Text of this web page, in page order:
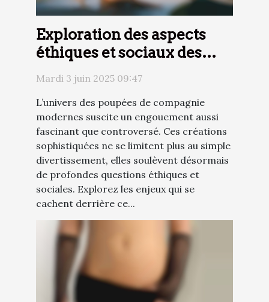
Exploration des aspects
éthiques et sociaux des
poupées de compagnie
modernes
Mardi 3 juin 2025 09:47
L’univers des poupées de compagnie
modernes suscite un engouement aussi
fascinant que controversé. Ces créations
sophistiquées ne se limitent plus au simple
divertissement, elles soulèvent désormais
de profondes questions éthiques et
sociales. Explorez les enjeux qui se
cachent derrière ce...